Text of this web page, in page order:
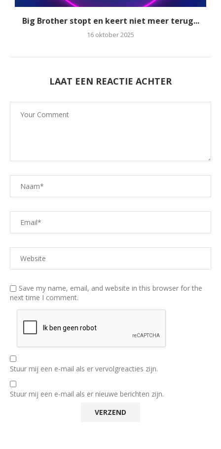
Big Brother stopt en keert niet meer terug...
16 oktober 2025
LAAT EEN REACTIE ACHTER
Save my name, email, and website in this browser for the
next time I comment.
Stuur mij een e-mail als er vervolgreacties zijn.
Stuur mij een e-mail als er nieuwe berichten zijn.